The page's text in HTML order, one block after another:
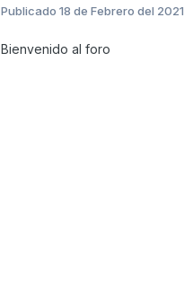
Publicado 18 de Febrero del 2021
Bienvenido al foro